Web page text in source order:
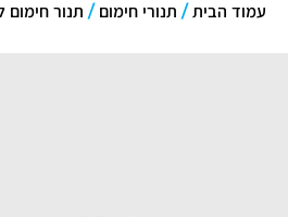
עמוד הבית/ תנורי חימום / תנור